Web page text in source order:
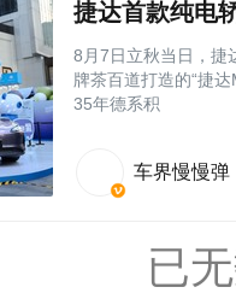
8月7日立秋当日，捷
牌茶百道打造的“捷
35年德系积
车界慢慢弹
已